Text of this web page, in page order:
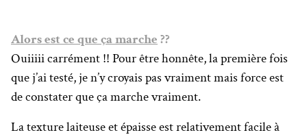
Alors est ce que ça marche??
Ouiiiii carrément !! Pour être honnête, la première fois
que j’ai testé, je n’y croyais pas vraiment mais force est
de constater que ça marche vraiment.
La texture laiteuse et épaisse est relativement facile à